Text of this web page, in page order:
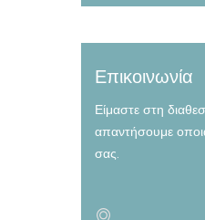
Επικοινωνία
Είμαστε στη
απαντήσουμε
σας.